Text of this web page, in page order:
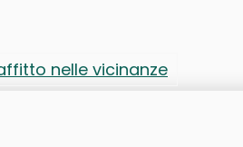
nelle vicinanze